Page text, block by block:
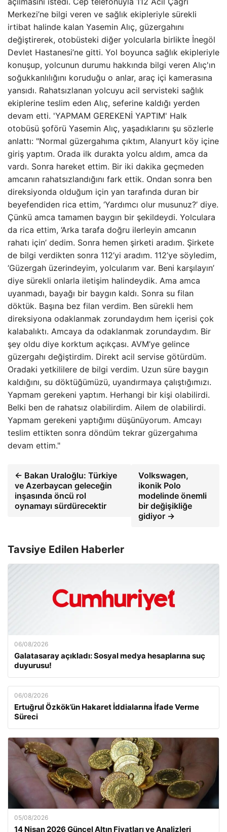
Merkezi’ne bilgi veren ve sağlık ekipleriyle sürekli
irtibat halinde kalan Yasemin Alıç, güzergahını
değiştirerek, otobüsteki diğer yolcularla birlikte İnegöl
Devlet Hastanesi’ne gitti. Yol boyunca sağlık ekipleriyle
konuşup, yolcunun durumu hakkında bilgi veren Alıç'ın
soğukkanlılığını koruduğu o anlar, araç içi kamerasına
yansıdı. Rahatsızlanan yolcuyu acil servisteki sağlık
ekiplerine teslim eden Alıç, seferine kaldığı yerden
devam etti. 'YAPMAM GEREKENİ YAPTIM' Halk
otobüsü şoförü Yasemin Alıç, yaşadıklarını şu sözlerle
anlattı: "Normal güzergahıma çıktım, Alanyurt köy içine
giriş yaptım. Orada ilk durakta yolcu aldım, amca da
vardı. Sonra hareket ettim. Bir iki dakika geçmeden
amcanın rahatsızlandığını fark ettik. Ondan sonra ben
direksiyonda olduğum için yan tarafında duran bir
beyefendiden rica ettim, ‘Yardımcı olur musunuz?’ diye.
Çünkü amca tamamen baygın bir şekildeydi. Yolculara
da rica ettim, ‘Arka tarafa doğru ilerleyin amcanın
rahatı için’ dedim. Sonra hemen şirketi aradım. Şirkete
de bilgi verdikten sonra 112’yi aradım. 112’ye söyledim,
‘Güzergah üzerindeyim, yolcularım var. Beni karşılayın’
diye sürekli onlarla iletişim halindeydik. Ama amca
uyanmadı, bayağı bir baygın kaldı. Sonra su filan
döktük. Başına bez filan verdim. Ben sürekli hem
direksiyona odaklanmak zorundaydım hem içerisi çok
kalabalıktı. Amcaya da odaklanmak zorundaydım. Bir
şey oldu diye korktum açıkçası. AVM’ye gelince
güzergahı değiştirdim. Direkt acil servise götürdüm.
Oradaki yetkililere de bilgi verdim. Uzun süre baygın
kaldığını, su döktüğümüzü, uyandırmaya çalıştığımızı.
Yapmam gerekeni yaptım. Herhangi bir kişi olabilirdi.
Belki ben de rahatsız olabilirdim. Ailem de olabilirdi.
Yapmam gerekeni yaptığımı düşünüyorum. Amcayı
teslim ettikten sonra döndüm tekrar güzergahıma
devam ettim."
← Bakan Uraloğlu: Türkiye
ve Azerbaycan geleceğin
inşasında öncü rol
oynamayı sürdürecektir
Volkswagen,
ikonik Polo
modelinde önemli
bir değişikliğe
gidiyor →
Tavsiye Edilen Haberler
06/08/2026
Galatasaray açıkladı: Sosyal medya hesaplarına suç
duyurusu!
06/08/2026
Ertuğrul Özkök’ün Hakaret İddialarına İfade Verme
Süreci
05/08/2026
14 Nisan 2026 Güncel Altın Fiyatları ve Analizleri